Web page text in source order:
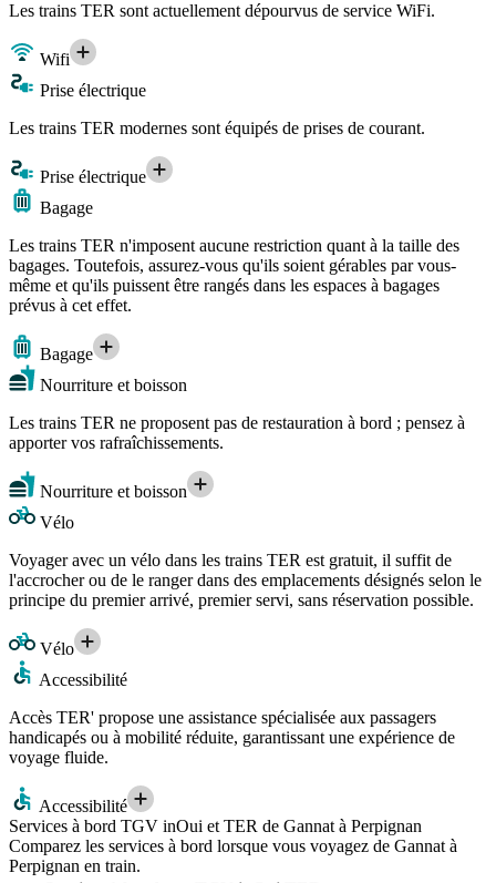
Les trains TER sont actuellement dépourvus de service WiFi.
Wifi
Prise électrique
Les trains TER modernes sont équipés de prises de courant.
Prise électrique
Bagage
Les trains TER n'imposent aucune restriction quant à la taille des
bagages. Toutefois, assurez-vous qu'ils soient gérables par vous-
même et qu'ils puissent être rangés dans les espaces à bagages
prévus à cet effet.
Bagage
Nourriture et boisson
Les trains TER ne proposent pas de restauration à bord ; pensez à
apporter vos rafraîchissements.
Nourriture et boisson
Vélo
Voyager avec un vélo dans les trains TER est gratuit, il suffit de
l'accrocher ou de le ranger dans des emplacements désignés selon le
principe du premier arrivé, premier servi, sans réservation possible.
Vélo
Accessibilité
Accès TER' propose une assistance spécialisée aux passagers
handicapés ou à mobilité réduite, garantissant une expérience de
voyage fluide.
Accessibilité
Services à bord TGV inOui et TER de Gannat à Perpignan
Comparez les services à bord lorsque vous voyagez de Gannat à
Perpignan en train.